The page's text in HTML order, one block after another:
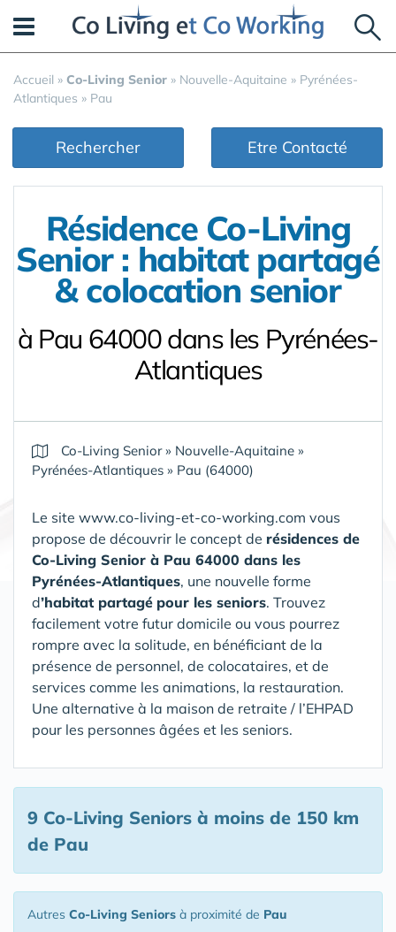
Accueil » Co-Living Senior » Nouvelle-Aquitaine » Pyrénées-
Atlantiques » Pau
Rechercher Etre Contacté
Résidence Co-Living
Senior : habitat partagé
& colocation senior
à Pau 64000 dans les Pyrénées-
Atlantiques
Co-Living Senior» Nouvelle-Aquitaine »
Pyrénées-Atlantiques » Pau (64000)
Le site www.co-living-et-co-working.com vous
propose de découvrir le concept de résidences de
Co-Living Senior à Pau 64000 dans les
Pyrénées-Atlantiques, une nouvelle forme
d’habitat partagé pour les seniors. Trouvez
facilement votre futur domicile ou vous pourrez
rompre avec la solitude, en bénéficiant de la
présence de personnel, de colocataires, et de
services comme les animations, la restauration.
Une alternative à la maison de retraite / l’EHPAD
pour les personnes âgées et les seniors.
9 Co-Living Seniors à moins de 150 km
de Pau
Autres Co-Living Seniors à proximité de Pau
Panneau de gestion des cookies